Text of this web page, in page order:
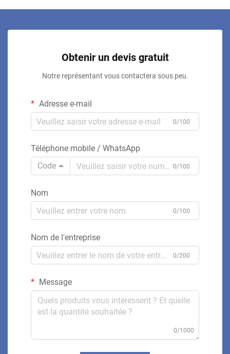
Obtenir un devis gratuit
Notre représentant vous contactera sous peu.
Adresse e-mail
0/100
Téléphone mobile / WhatsApp
Code
0/100
Nom
0/100
Nom de l'entreprise
0/200
Message
0/1000